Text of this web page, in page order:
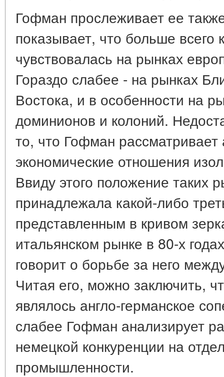
Гофман прослеживает ее
показывает, что больше всего
чувствовалась на рынках
Гораздо слабее - на рынках
Востока, и в особенности на
доминионов и колоний.
то, что Гофман рассматривает
экономические отношения
Ввиду этого положение таких
принадлежала какой-либо
представленным в кривом
итальянском рынке в 80-х
говорит о борьбе за него
Читая его, можно заключить,
являлось англо-германское
слабее Гофман анализирует
немецкой конкуренции на
промышленности.